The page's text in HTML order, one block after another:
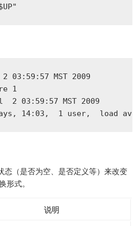
03:59:57 MST 2009
1
2 03:59:57 MST 2009
14:03,  1 user,  load
态（是否为空、是否定义等）来改变
形式。
说明